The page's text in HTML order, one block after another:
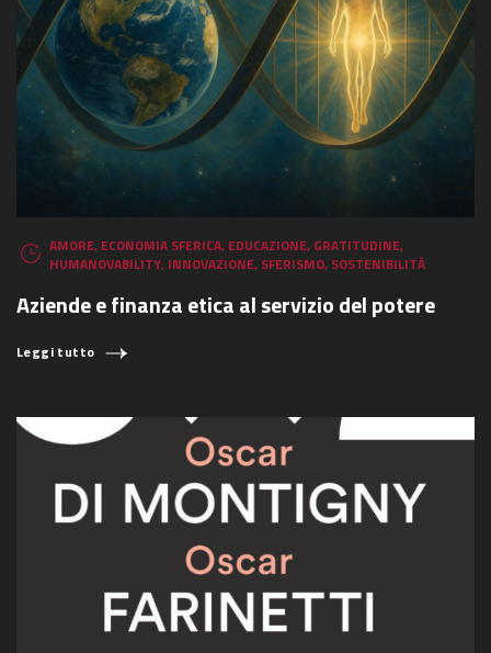
AMORE, ECONOMIA SFERICA, EDUCAZIONE, GRATITUDINE,
HUMANOVABILITY, INNOVAZIONE, SFERISMO, SOSTENIBILITÀ
Aziende e finanza etica al servizio del potere
Leggi tutto